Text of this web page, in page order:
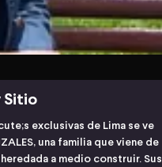
Sitio
exclusivas de Lima se ve
una familia que viene de
a medio construir. Sus